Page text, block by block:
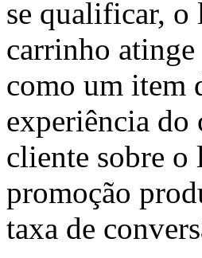
se qualificar, o
carrinho
como um item
experiência
cliente sobre o
promoção
taxa de